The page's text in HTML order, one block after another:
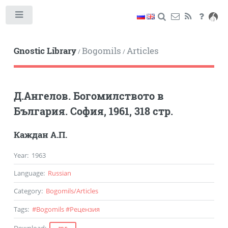
Gnostic Library/Bogomils /Articles
Д.Ангелов. Богомилството в
България. София, 1961, 318 стр.
Каждан А.П.
Year: 1963
Language: Russian
Category: Bogomils/Articles
Tags: #Bogomils#Рецензия